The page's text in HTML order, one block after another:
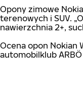
Opony zimowe
terenowych i SUV.
nawierzchnia 2+,
Ocena opon Nokian
automobilklub